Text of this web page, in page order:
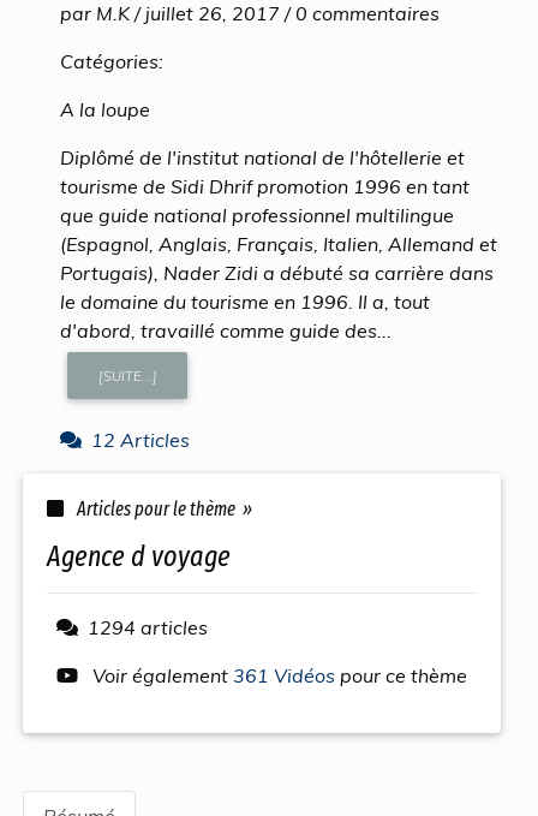
par M.K / juillet 26, 2017 / 0 commentaires
Catégories:
A la loupe
Diplômé de l'institut national de l'hôtellerie et
tourisme de Sidi Dhrif promotion 1996 en tant
que guide national professionnel multilingue
(Espagnol, Anglais, Français, Italien, Allemand et
Portugais), Nader Zidi a débuté sa carrière dans
le domaine du tourisme en 1996. Il a, tout
d'abord, travaillé comme guide des...
[SUITE...]
12 Articles
Articles pour le thème »
agence d voyage
1294 articles
Voir également 361 Vidéos pour ce thème